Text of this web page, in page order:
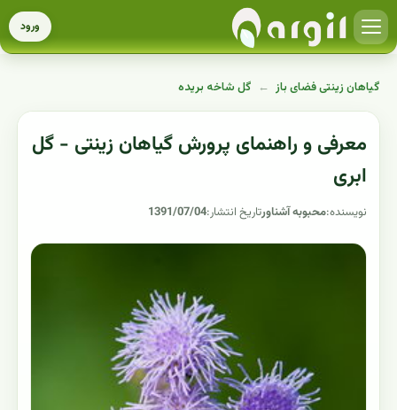
ورود
گیاهان زینتی فضای باز ← گل شاخه بریده
معرفی و راهنمای پرورش گیاهان زینتی - گل
ابری
نویسنده:محبوبه آشناورتاریخ انتشار:1391/07/04